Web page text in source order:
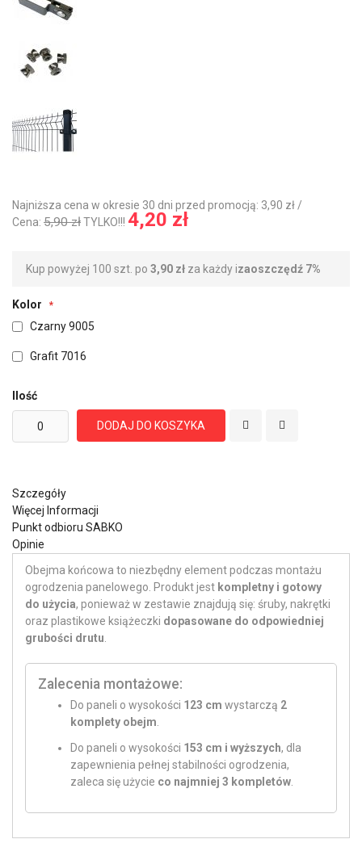
Najniższa cena w okresie 30 dni przed promocją: 3,90 zł /
Cena: 5,90 złTYLKO!!! 4,20 zł
Kup powyżej 100 szt. po3,90 zł za każdy izaoszczędź 7%
Kolor
Czarny 9005
Grafit 7016
Ilość
DODAJ DO KOSZYKA
Szczegóły
Więcej Informacji
Punkt odbioru SABKO
Opinie
Obejma końcowa to niezbędny element podczas montażu
ogrodzenia panelowego. Produkt jest kompletny i gotowy
do użycia, ponieważ w zestawie znajdują się: śruby, nakrętki
oraz plastikowe książeczki dopasowane do odpowiedniej
grubości drutu
Zalecenia montażowe:
Do paneli o wysokości 123 cm wystarczą 2
komplety obejm
Do paneli o wysokości 153 cm i wyższych, dla
zapewnienia pełnej stabilności ogrodzenia,
zaleca się użycie co najmniej 3 kompletów.